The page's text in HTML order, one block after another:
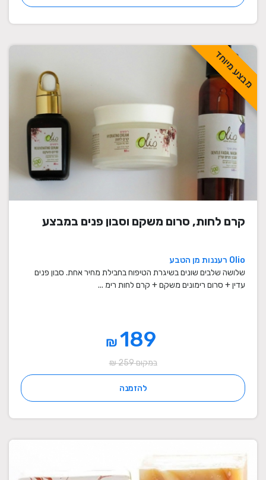
מבצע מיוחד
קרם לחות, סרום משקם וסבון פנים במבצע
Olio רעננות מן הטבע
שלושה שלבים שונים בשיגרת הטיפוח בחבילת מחיר אחת. סבון פנים
עדין + סרום רימונים משקם + קרם לחות רימ ...
₪
במקום 259 ₪
להזמנה